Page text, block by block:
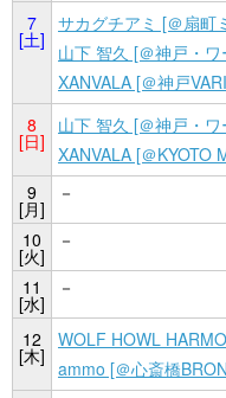
7
[土]
サカグチアミ [＠扇町
山下 智久 [＠神戸・
XANVALA [＠神戸
8
[日]
山下 智久 [＠神戸・
XANVALA [＠KYOTO
9
[月]
－
10
[火]
－
11
[水]
－
12
[木]
WOLF HOWL
ammo [＠心斎橋